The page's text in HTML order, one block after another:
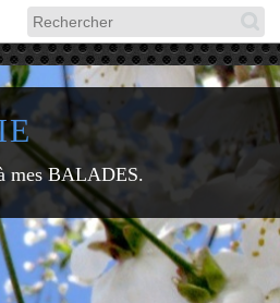
mes BALADES.